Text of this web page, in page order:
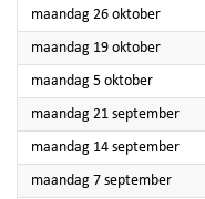
maandag 26 oktober2026
maandag 19 oktober2026
maandag 5 oktober2026
maandag 21 september2026
maandag 14 september2026
maandag 7 september2026